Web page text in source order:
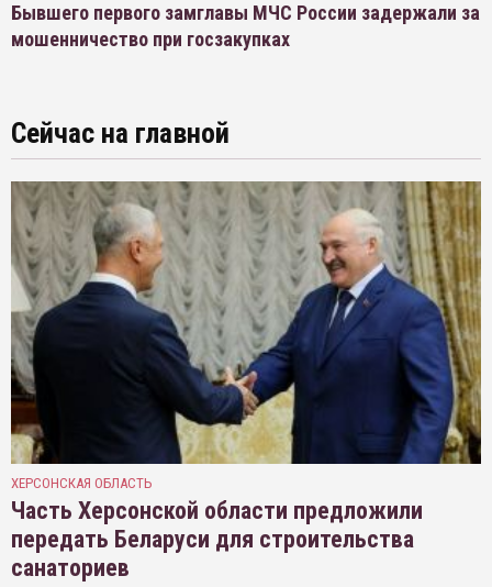
Бывшего первого замглавы МЧС России задержали за
мошенничество при госзакупках
Сейчас на главной
ХЕРСОНСКАЯ ОБЛАСТЬ
Часть Херсонской области предложили
передать Беларуси для строительства
санаториев